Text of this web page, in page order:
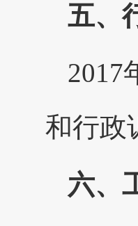
五、
2017
和行政
六、